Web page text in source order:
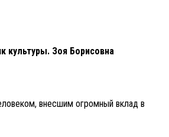
культуры. Зоя Борисовна
внесшим огромный вклад в